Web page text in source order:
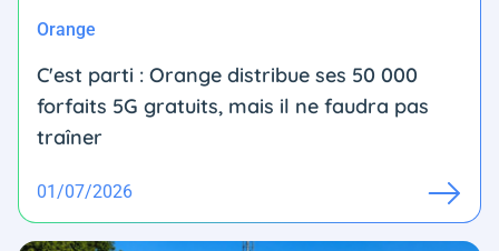
Orange
C'est parti : Orange distribue ses 50 000
forfaits 5G gratuits, mais il ne faudra pas
traîner
01/07/2026